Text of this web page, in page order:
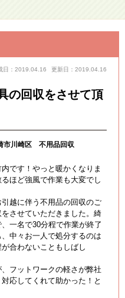
日：2019.04.16 更新日：2019.04.16
の回収をさせて頂
市川崎区 不用品回収
です！やっと暖かくなりま
ほど強風で作業も大変でし
越に伴う不用品の回収のご
させていただきました。綺
一名で30分程で作業が終了
中々お一人で処分するのは
合わないこともしばし
フットワークの軽さが弊社
応してくれて助かった！と